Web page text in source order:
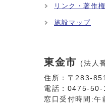
リンク・著作
施設マップ
東金市
(法人
住所：〒283-
電話： 0475-50-
窓口受付時間:午